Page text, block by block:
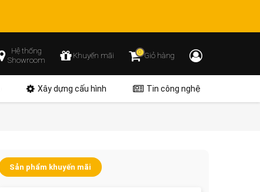
Hệ thống
Showroom
Khuyến mãi 0Giỏ hàng
Xây dựng cấu hình
Tin công nghệ
Sản phẩm khuyến mãi